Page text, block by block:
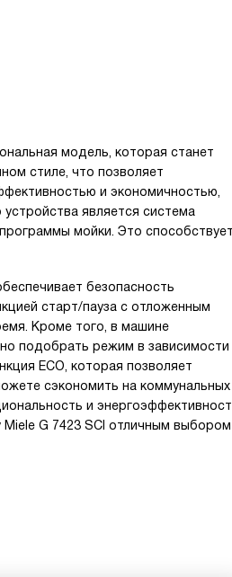
модель, которая станет
стиле, что позволяет
и экономичностью,
является система
мойки. Это способствует
безопасность
старт/пауза с отложенным
Кроме того, в машине
подобрать режим в зависимости
ECO, которая позволяет
сэкономить на коммунальных
и
G 7423 SCI отличным выбором